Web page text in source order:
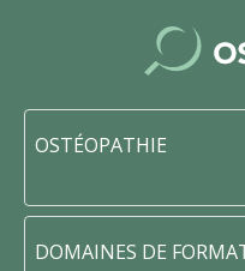
OSTÉOPATHIE
DOMAINES DE